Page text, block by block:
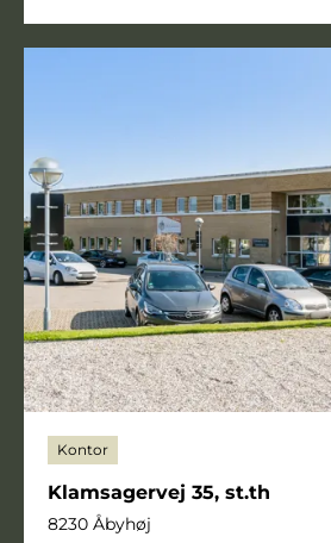
Kontor
Klamsagervej 35, st.th
8230 Åbyhøj